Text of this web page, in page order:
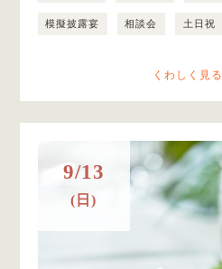
模擬披露宴 相談会 土日祝
くわしく見る
9/13
(日)